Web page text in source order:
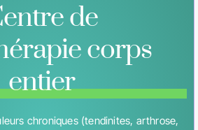
de
corps
entier
chroniques (tendinites, arthrose,